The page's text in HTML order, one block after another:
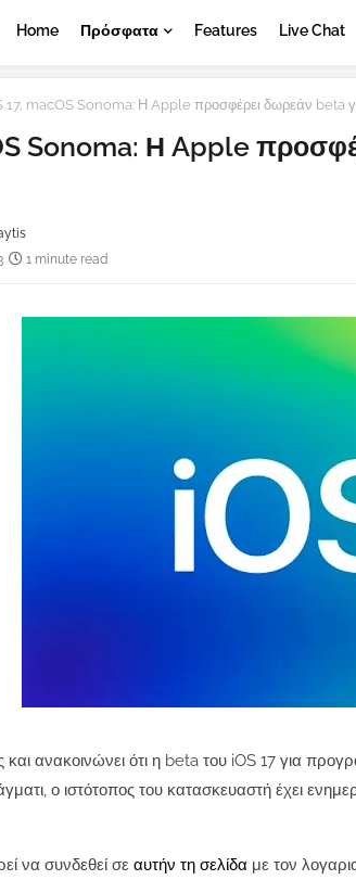
Home Πρόσφατα Features Live Chat
17, macOS Sonoma: Η Apple προσφέρει δωρεάν beta
Sonoma: Η Apple
1 minute read
ανακοινώνει ότι η beta του iOS 17 για
ο ιστότοπος του κατασκευαστή έχει
να συνδεθεί σε αυτήν τη σελίδα με τον